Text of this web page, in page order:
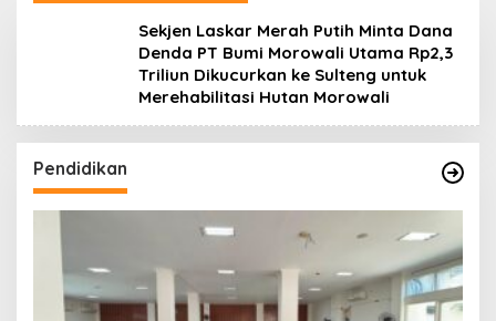
Sekjen Laskar Merah Putih Minta Dana
Denda PT Bumi Morowali Utama Rp2,3
Triliun Dikucurkan ke Sulteng untuk
Merehabilitasi Hutan Morowali
Pendidikan